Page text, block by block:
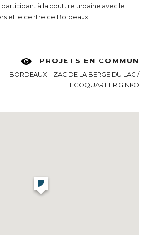
à la couture urbaine avec le
et le centre de Bordeaux.
PROJETS EN COMMUN
BORDEAUX – ZAC DE LA BERGE DU LAC /
ECOQUARTIER GINKO